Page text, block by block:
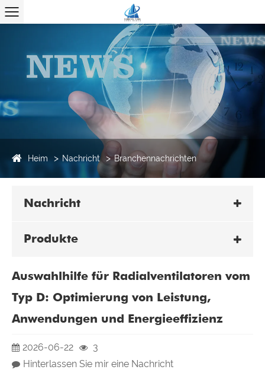
Heim Nachricht Branchennachrichten
Nachricht
Produkte
Auswahlhilfe für Radialventilatoren vom
Typ D: Optimierung von Leistung,
Anwendungen und Energieeffizienz
2026-06-22
3
Hinterlassen Sie mir eine Nachricht